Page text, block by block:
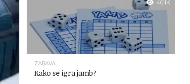
40.1K
ZABAVA
Kako se igra jamb?